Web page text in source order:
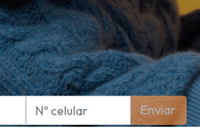
Enviar